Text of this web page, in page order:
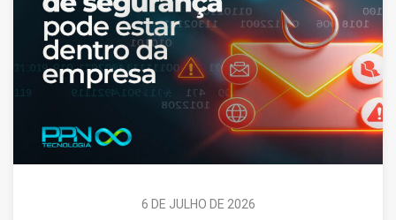
6 DE JULHO DE 2026